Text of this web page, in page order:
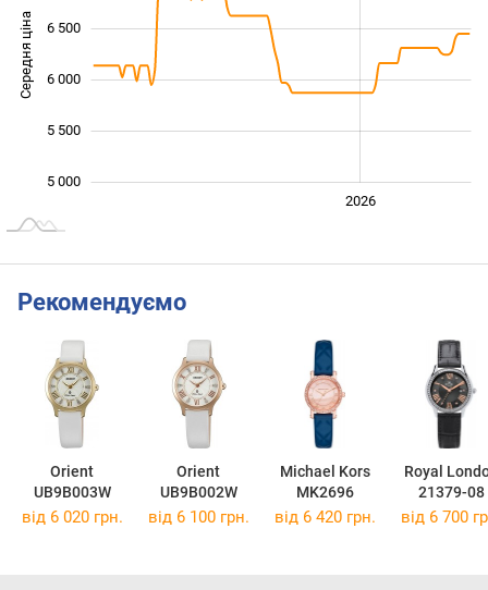
Середня ціна
5 000
5 500
6 000
6 500
2026
Рекомендуємо
Orient
UB9B003W
Orient
UB9B002W
Michael Kors
MK2696
Royal
21379-08
від 6 020 грн. від 6 100 грн. від 6 420 грн. від 6 700